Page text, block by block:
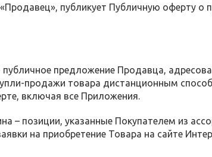
публикует Публичную оферту о
предложение Продавца,
продажи товара дистанционным
включая все Приложения.
– позиции, указанные Покупателем из
на приобретение Товара на сайте